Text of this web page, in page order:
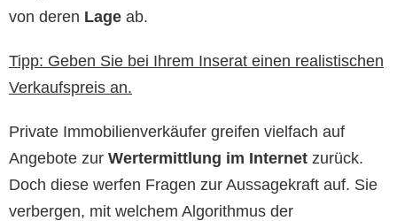
von deren Lage ab.
Tipp: Geben Sie bei Ihrem Inserat einen realistischen
Verkaufspreis an.
Private Immobilienverkäufer greifen vielfach auf
Angebote zur Wertermittlung im Internet zurück.
Doch diese werfen Fragen zur Aussagekraft auf. Sie
verbergen, mit welchem Algorithmus der